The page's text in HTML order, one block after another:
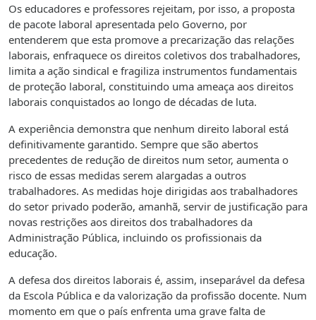
Os educadores e professores rejeitam, por isso, a proposta
de pacote laboral apresentada pelo Governo, por
entenderem que esta promove a precarização das relações
laborais, enfraquece os direitos coletivos dos trabalhadores,
limita a ação sindical e fragiliza instrumentos fundamentais
de proteção laboral, constituindo uma ameaça aos direitos
laborais conquistados ao longo de décadas de luta.
A experiência demonstra que nenhum direito laboral está
definitivamente garantido. Sempre que são abertos
precedentes de redução de direitos num setor, aumenta o
risco de essas medidas serem alargadas a outros
trabalhadores. As medidas hoje dirigidas aos trabalhadores
do setor privado poderão, amanhã, servir de justificação para
novas restrições aos direitos dos trabalhadores da
Administração Pública, incluindo os profissionais da
educação.
A defesa dos direitos laborais é, assim, inseparável da defesa
da Escola Pública e da valorização da profissão docente. Num
momento em que o país enfrenta uma grave falta de